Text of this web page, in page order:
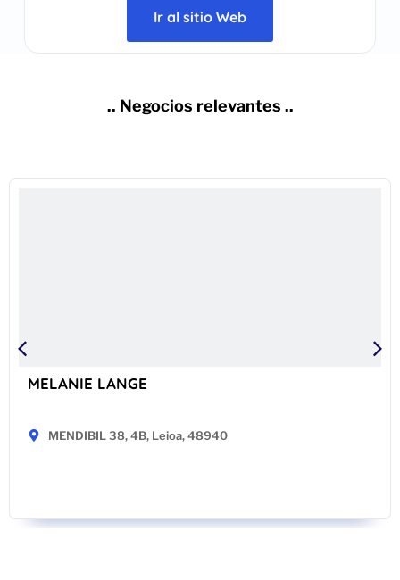
Ir al sitio Web
.. Negocios relevantes ..
MELANIE LANGE
MENDIBIL 38, 4B, Leioa, 48940